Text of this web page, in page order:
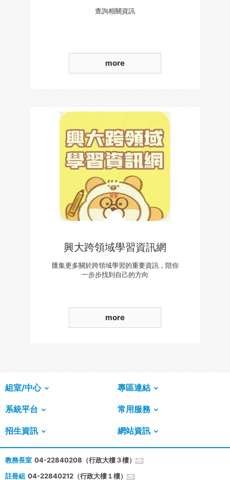
查詢相關資訊
more
興大跨領域學習資訊網
匯集更多關於跨領域學習的重要資訊，陪你
一步步找到自己的方向
more
組室/中心 專區連結
系統平台 常用服務
招生資訊 網站資訊
教務長室 04-22840208（行政大樓３樓）
註冊組 04-22840212（行政大樓１樓）